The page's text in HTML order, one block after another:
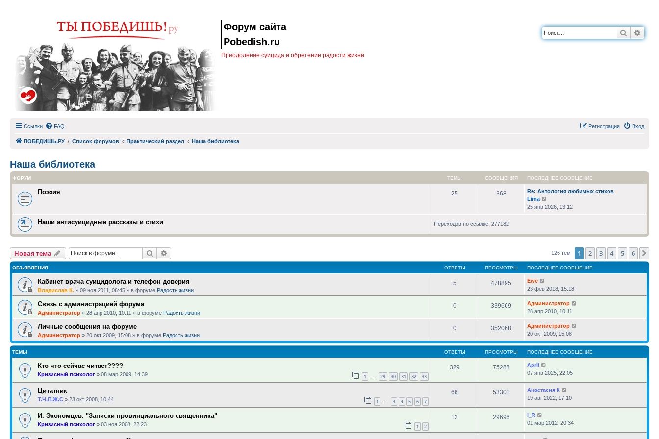
Форум сайта
Pobedish.ru
Преодоление суицида и обретение радости жизни
Поиск
Ссылки FAQ Вход
Регистрация
ПОБЕДИШЬ.РУ Список форумов Практический раздел Наша библиотека
Наша библиотека
ФОРУМ ТЕМЫ СООБЩЕНИЯ ПОСЛЕДНЕЕ СООБЩЕНИЕ
Поэзия 25 368
Re: Антология любимых стихов
Lima
к
последнему
25 янв 2026, 13:12
Наши антисуицидные рассказы и стихи Переходов по ссылке: 277182
Новая тема Поиск 126 тем 1 2 3 4 5 6
ОБЪЯВЛЕНИЯ ОТВЕТЫ ПРОСМОТРЫ ПОСЛЕДНЕЕ СООБЩЕНИЕ
Кабинет врача суицидолога и телефон доверия
Владислав К. » 09 ноя 2011, 06:45 » в форуме Радость жизни
5 478895
Ewe
23 фев 2018, 15:18
Связь с администрацией форума
Администратор » 28 апр 2010, 10:11 » в форуме Радость жизни
0 339669
Администратор
28 апр 2010, 10:11
Личные сообщения на форуме
Администратор » 20 окт 2009, 15:08 » в форуме Радость жизни
0 352068
Администратор
20 окт 2009, 15:08
ТЕМЫ ОТВЕТЫ ПРОСМОТРЫ ПОСЛЕДНЕЕ СООБЩЕНИЕ
Кто что сейчас читает????
Кризисный психолог » 08 мар 2009, 14:39 1 … 29 30 31 32 33
329 75288
April
07 янв 2025, 22:05
Цитатник
Т.Ч.П.Ж.С » 23 окт 2008, 10:44 1 … 3 4 5 6 7
66 53301
Анастасия К
19 авг 2022, 17:10
И. Экономцев. "Записки провинциального священника"
Кризисный психолог » 03 ноя 2008, 22:23 1 2
12 29696
l_R
01 мар 2012, 20:34